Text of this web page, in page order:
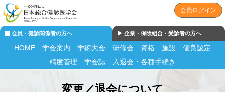
会員ログイン
会員・健診関係者の方へ ▶︎ 企業・保険組合・受診者の方へ
HOME 学会案内 学術大会 研修会 資格 施設
優良認定
精度管理
学会誌 入退会・各種手続き
変更／退会について